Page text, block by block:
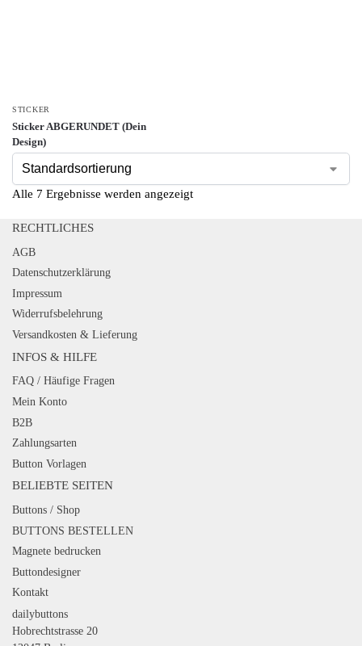
STICKER
Sticker ABGERUNDET (Dein
Design)
Alle 7 Ergebnisse werden angezeigt
RECHTLICHES
AGB
Datenschutzerklärung
Impressum
Widerrufsbelehrung
Versandkosten & Lieferung
INFOS & HILFE
FAQ / Häufige Fragen
Mein Konto
B2B
Zahlungsarten
Button Vorlagen
BELIEBTE SEITEN
Buttons / Shop
BUTTONS BESTELLEN
Magnete bedrucken
Buttondesigner
Kontakt
dailybuttons
Hobrechtstrasse 20